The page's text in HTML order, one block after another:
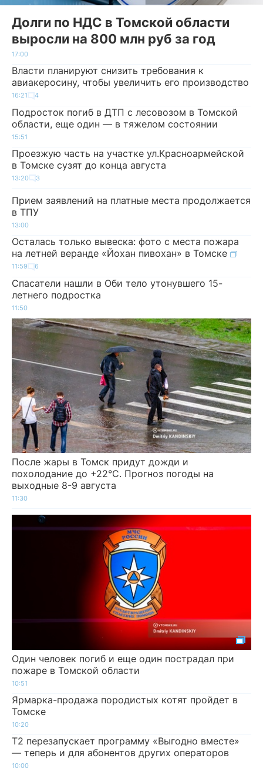
Долги по НДС в Томской области
выросли на 800 млн руб за год
17:00
Власти планируют снизить требования к
авиакеросину, чтобы увеличить его производство
16:21 4
Подросток погиб в ДТП с лесовозом в Томской
области, еще один — в тяжелом состоянии
15:51
Проезжую часть на участке ул.Красноармейской
в Томске сузят до конца августа
13:20 3
Прием заявлений на платные места продолжается
в ТПУ
13:00
Осталась только вывеска: фото с места пожара
на летней веранде «Йохан пивохан» в Томске
11:59 6
Спасатели нашли в Оби тело утонувшего 15-
летнего подростка
11:50
После жары в Томск придут дожди и
похолодание до +22°C. Прогноз погоды на
выходные 8-9 августа
11:30
Один человек погиб и еще один пострадал при
пожаре в Томской области
10:51
Ярмарка-продажа породистых котят пройдет в
Томске
10:20
Т2 перезапускает программу «Выгодно вместе»
— теперь и для абонентов других операторов
10:00